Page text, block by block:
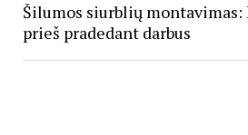
Šilumos siurblių
prieš pradedant darbus